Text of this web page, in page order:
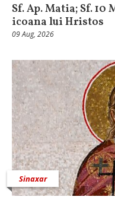
Sf. Ap. Matia; Sf.
icoana lui Hristos
09 Aug, 2026
Sinaxar